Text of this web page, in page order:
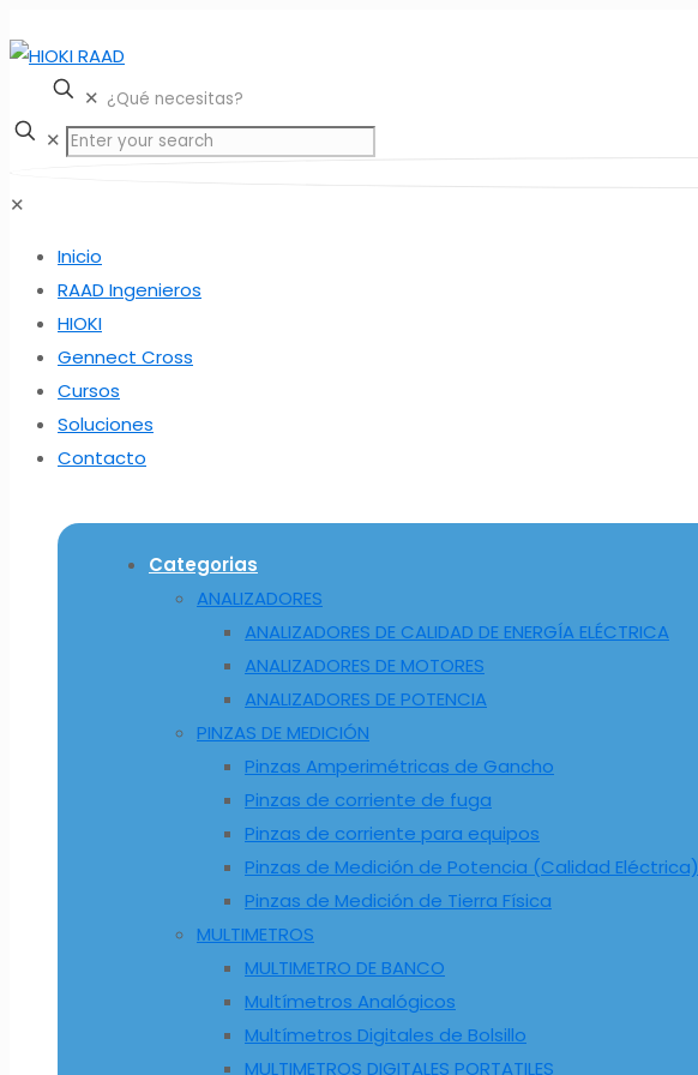
✕
✕
✕
Inicio
RAAD Ingenieros
HIOKI
Gennect Cross
Cursos
Soluciones
Contacto
Categorias
ANALIZADORES
ANALIZADORES DE CALIDAD DE ENERGÍA ELÉCTRICA
ANALIZADORES DE MOTORES
ANALIZADORES DE POTENCIA
PINZAS DE MEDICIÓN
Pinzas Amperimétricas de Gancho
Pinzas de corriente de fuga
Pinzas de corriente para equipos
Pinzas de Medición de Potencia (Calidad Eléctrica)
Pinzas de Medición de Tierra Física
MULTIMETROS
MULTIMETRO DE BANCO
Multímetros Analógicos
Multímetros Digitales de Bolsillo
MULTIMETROS DIGITALES PORTATILES